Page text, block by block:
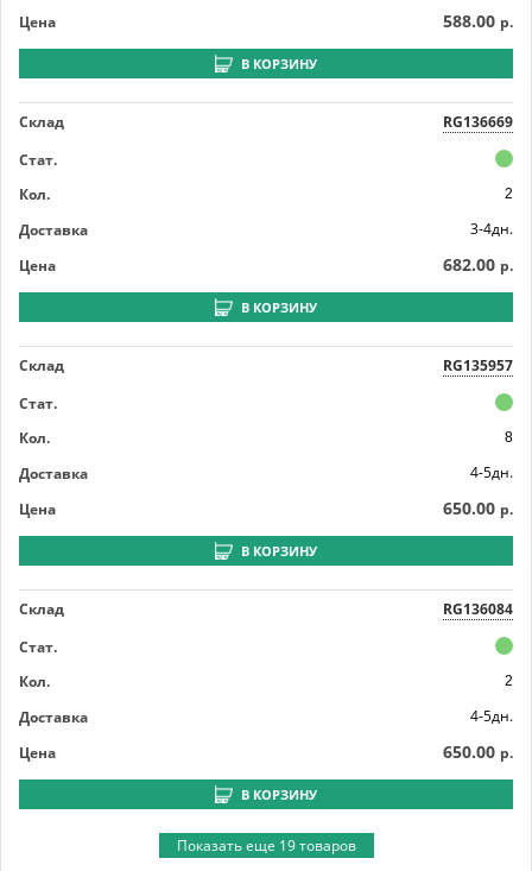
Цена
588.00 р.
В КОРЗИНУ
Склад
RG136669
Стат.
Кол.
2
Доставка
3-4дн.
Цена
682.00 р.
В КОРЗИНУ
Склад
RG135957
Стат.
Кол.
8
Доставка
4-5дн.
Цена
650.00 р.
В КОРЗИНУ
Склад
RG136084
Стат.
Кол.
2
Доставка
4-5дн.
Цена
650.00 р.
В КОРЗИНУ
Показать еще 19 товаров